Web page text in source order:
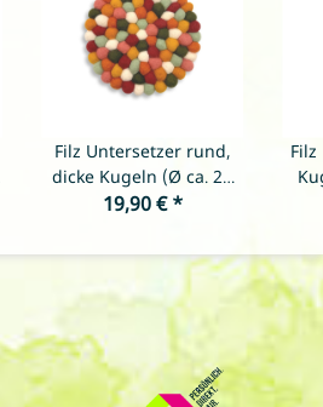
Filz Untersetzer rund,
dicke Kugeln (Ø ca. 21
cm), Bollywood dunkel
19,90 €*